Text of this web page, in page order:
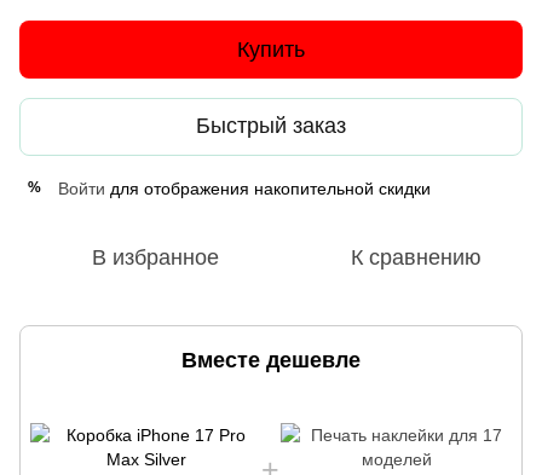
Купить
Быстрый заказ
% Войти для отображения накопительной скидки
В избранное К сравнению
Вместе дешевле